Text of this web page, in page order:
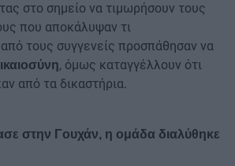
στο σημείο να τιμωρήσουν τους
που αποκάλυψαν τι
από τους συγγενείς προσπάθησαν να
, όμως καταγγέλλουν ότι
από τα δικαστήρια.
στην Γουχάν, η ομάδα διαλύθηκε